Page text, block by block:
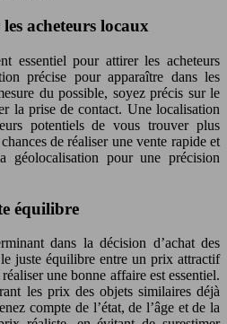
acheteurs locaux
essentiel pour attirer les acheteurs
précise pour apparaître dans les
du possible, soyez précis sur le
la prise de contact. Une localisation
potentiels de vous trouver plus
de réaliser une vente rapide et
géolocalisation pour une précision
équilibre
dans la décision d’achat des
juste équilibre entre un prix attractif
une bonne affaire est essentiel.
les prix des objets similaires déjà
compte de l’état, de l’âge et de la